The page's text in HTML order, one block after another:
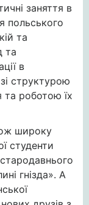
заняття в
польського
та
та
в
структурою
та роботою їх
широку
студенти
стародавнього
гнізда». А